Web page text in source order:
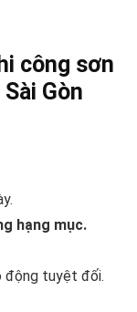
công sơn
Gòn
hạng mục.
động tuyệt đối.